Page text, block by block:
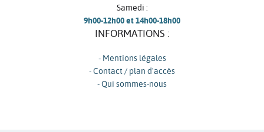
Samedi :
9h00-12h00 et 14h00-18h00
INFORMATIONS :
- Mentions légales
- Contact / plan d'accès
- Qui sommes-nous